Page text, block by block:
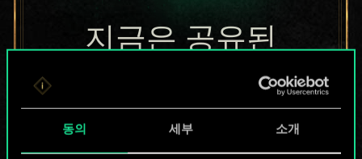
동의 세부 소개
지금은 공유된
카드들에 지나지
않지만
무궁무진한